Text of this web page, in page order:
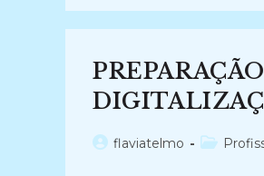
FEDERAL
DO
RIO
(2018-
2021)
Autorflaviatelmo
Categoria